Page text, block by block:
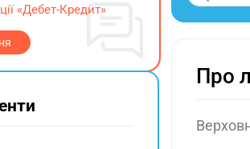
Про
«Дебет-Кредит»